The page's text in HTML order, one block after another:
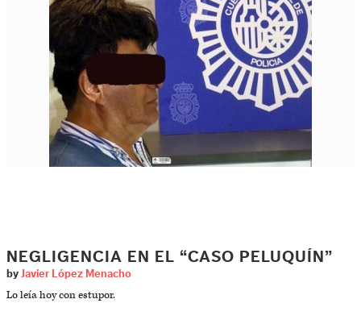
NEGLIGENCIA EN EL “CASO PELUQUÍN”
by Javier López Menacho
Lo leía hoy con estupor.